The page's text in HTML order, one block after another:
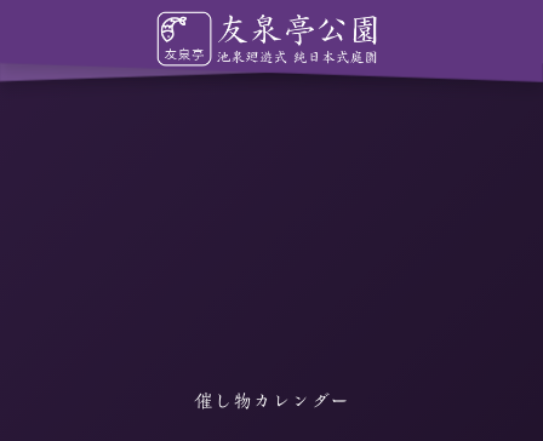
催し物カレンダー